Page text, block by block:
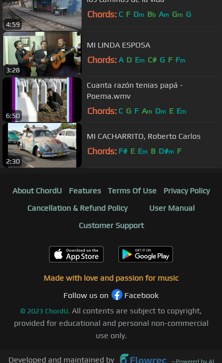
4:59
Chords: C F Dm Bb Am Gm G
3:28
MI LINDA ESPOSA
Chords: A D Em C# G F Fm
6:50
Cuanta razón tenias papá -
Poema.wmv
Chords: C G F Am Dm E Em
2:30
MI CACHARRITO, Roberto Carlos
Chords: F# E Em B D#m F
About ChordU Features Terms Of Use
Privacy Policy
Cancellation & Refund Policy
User Manual
Customer Support
Made with love and passion for music
Follow us on
Facebook
© 2023 ChordU. All contents are subject to copyright,
provided for educational and personal non-commercial
use only.
Developed and maintained by